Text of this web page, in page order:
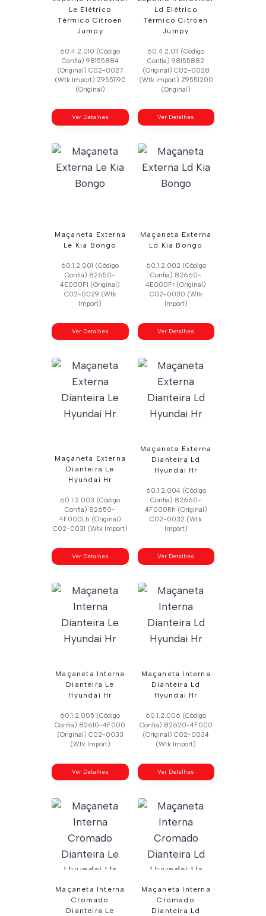
Le Elétrico
Térmico Citroen
Jumpy
60.4.2.010 (Código
Confia) 98155884
(Original) C02-0027
(Wtk Import) Z9551190
(Original)
Ver Detalhes
Ld Elétrico
Térmico Citroen
Jumpy
60.4.2.011 (Código
Confia) 98155882
(Original) C02-0028
(Wtk Import) Z9551200
(Original)
Ver Detalhes
Maçaneta Externa
Le Kia Bongo
60.1.2.001 (Código
Confia) 82650-
4E000Fl (Original)
C02-0029 (Wtk
Import)
Ver Detalhes
Maçaneta Externa
Ld Kia Bongo
60.1.2.002 (Código
Confia) 82660-
4E000Fr (Original)
C02-0030 (Wtk
Import)
Ver Detalhes
Maçaneta Externa
Dianteira Le
Hyundai Hr
60.1.2.003 (Código
Confia) 82650-
4F000Lh (Original)
C02-0031 (Wtk Import)
Ver Detalhes
Maçaneta Externa
Dianteira Ld
Hyundai Hr
60.1.2.004 (Código
Confia) 82660-
4F000Rh (Original)
C02-0032 (Wtk
Import)
Ver Detalhes
Maçaneta Interna
Dianteira Le
Hyundai Hr
60.1.2.005 (Código
Confia) 82610-4F000
(Original) C02-0033
(Wtk Import)
Ver Detalhes
Maçaneta Interna
Dianteira Ld
Hyundai Hr
60.1.2.006 (Código
Confia) 82620-4F000
(Original) C02-0034
(Wtk Import)
Ver Detalhes
Maçaneta Interna
Cromado
Dianteira Le
Maçaneta Interna
Cromado
Dianteira Ld